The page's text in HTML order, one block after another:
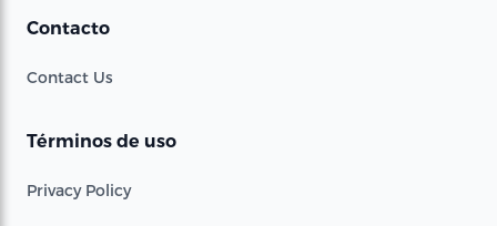
Contacto
Contact Us
Términos de uso
Privacy Policy